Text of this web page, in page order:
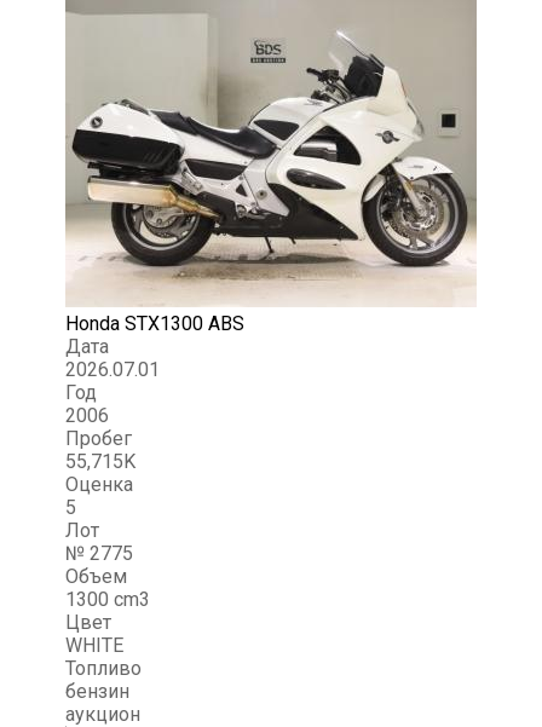
Honda STX1300 ABS
Дата
2026.07.01
Год
2006
Пробег
55,715K
Оценка
5
Лот
№ 2775
Объем
1300 cm3
Цвет
WHITE
Топливо
бензин
аукцион